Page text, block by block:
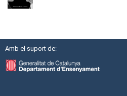
Amb el suport de: